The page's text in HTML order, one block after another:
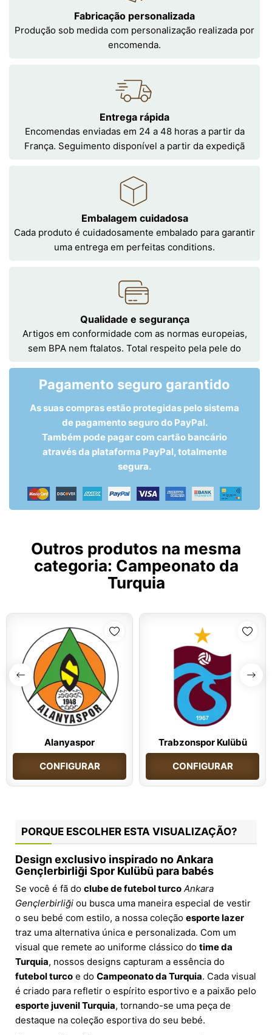
Fabricação personalizada
Produção sob medida com personalização realizada por
encomenda.
Entrega rápida
Encomendas enviadas em 24 a 48 horas a partir da
França. Seguimento disponível a partir da expediçã
Embalagem cuidadosa
Cada produto é cuidadosamente embalado para garantir
uma entrega em perfeitas conditions.
Qualidade e segurança
Artigos em conformidade com as normas europeias,
sem BPA nem ftalatos. Total respeito pela pele do
Pagamento seguro garantido
As suas compras estão protegidas pelo sistema
de pagamento seguro do PayPal.
Também pode pagar com cartão bancário
através da plataforma PayPal, totalmente
segura.
Outros produtos na mesma
categoria: Campeonato da
Turquia
Alanyaspor
CONFIGURAR
Trabzonspor Kulübü
CONFIGURAR
PORQUE ESCOLHER ESTA VISUALIZAÇÃO?
Design exclusivo inspirado no Ankara
Gençlerbirliği Spor Kulübü para babés
Se você é fã do clube de futebol turco Ankara
Gençlerbirliği ou busca uma maneira especial de vestir
o seu bebé com estilo, a nossa coleção esporte lazer
traz uma alternativa única e personalizada. Com um
visual que remete ao uniforme clássico do time da
Turquia, nossos designs capturam a essência do
futebol turco e do Campeonato da Turquia. Cada visual
é criado para refletir o espírito esportivo e a paixão pelo
esporte juvenil Turquia, tornando-se uma peça de
destaque na coleção esportiva do seu bebé.